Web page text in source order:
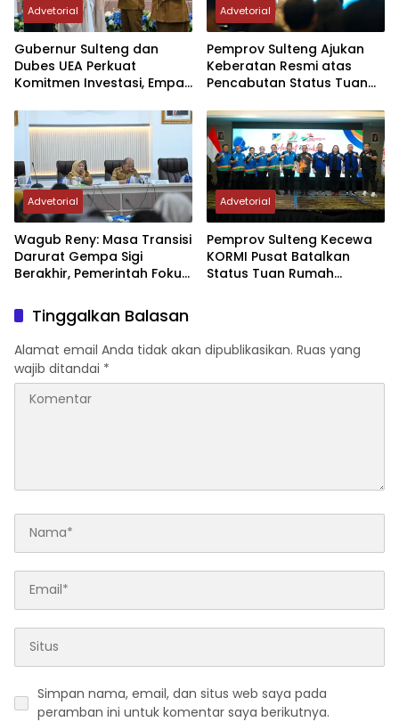
Advetorial
Gubernur Sulteng dan
Dubes UEA Perkuat
Komitmen Investasi, Empat
Advetorial
Pemprov Sulteng Ajukan
Keberatan Resmi atas
Pencabutan Status Tuan
2027
Advetorial
Wagub Reny: Masa Transisi
Darurat Gempa Sigi
Berakhir, Pemerintah Fokus
Advetorial
Pemprov Sulteng Kecewa
KORMI Pusat Batalkan
Status Tuan Rumah
Tinggalkan Balasan
Alamat email Anda tidak akan dipublikasikan. Ruas yang
wajib ditandai *
Simpan nama, email, dan situs web saya pada
peramban ini untuk komentar saya berikutnya.